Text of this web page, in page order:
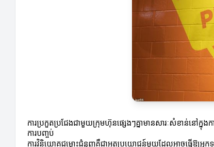
ការប្រកួតប្រជែងជាមួយក្រុមហ៊ុនផ្សេងៗគ្នាមានសារៈសំខាន់នៅក្
ការបញ្ចប់
ការវិនិយោគជម្លោះជំនួញគឺជាអត្ថប្រយោជន៍មួយដែលអាចធ្វើឱ្យអ្